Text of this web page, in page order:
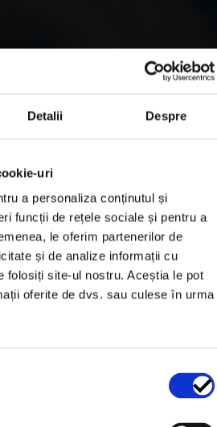
Detalii Despre
uri
a personaliza conținutul și
funcții de rețele sociale și pentru a
le oferim partenerilor de
și de analize informații cu
folosiți site-ul nostru. Aceștia le pot
oferite de dvs. sau culese în urma